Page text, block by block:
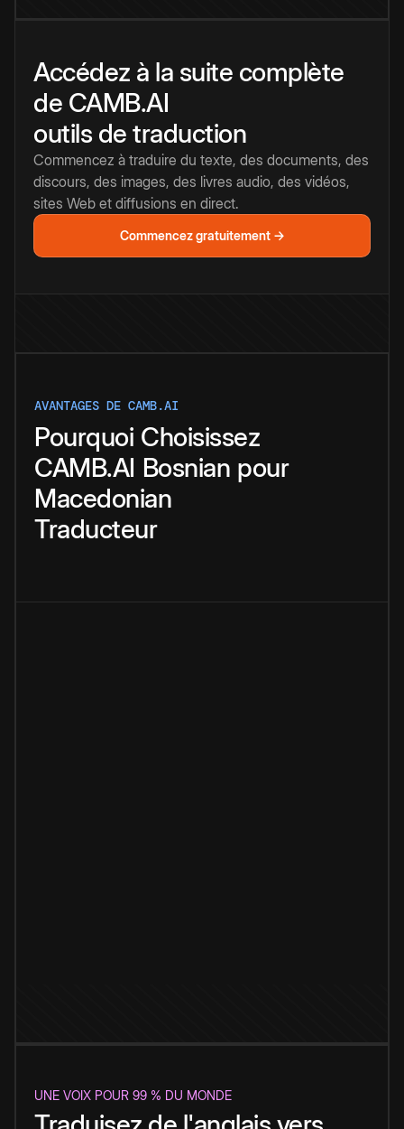
Accédez à la suite complète
de CAMB.AI
outils de traduction
Commencez à traduire du texte, des documents, des
discours, des images, des livres audio, des vidéos,
sites Web et diffusions en direct.
Commencez gratuitement →
AVANTAGES DE CAMB.AI
Pourquoi Choisissez
CAMB.AI Bosnian pour
Macedonian
Traducteur
UNE VOIX POUR 99 % DU MONDE